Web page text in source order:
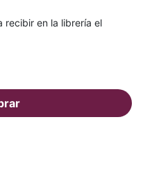
recibir en la librería el